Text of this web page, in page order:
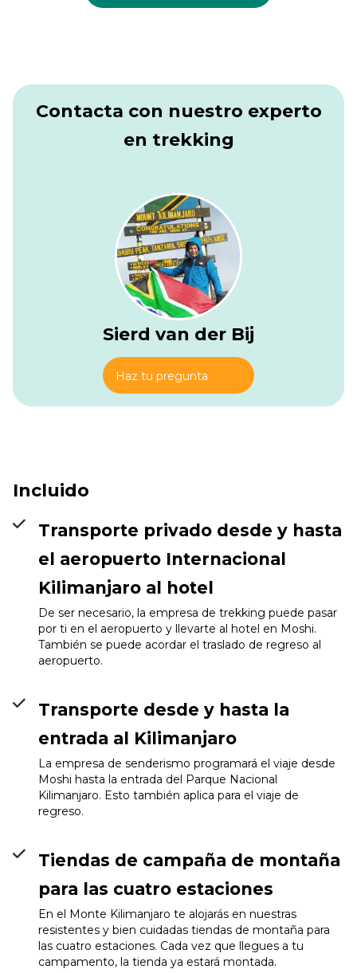
Barranco Camp
Contacta con nuestro experto
en trekking
Sierd van der Bij
Haz tu pregunta
Incluido
Transporte privado desde y hasta
el aeropuerto Internacional
Kilimanjaro al hotel
De ser necesario, la empresa de trekking puede pasar
por ti en el aeropuerto y llevarte al hotel en Moshi.
También se puede acordar el traslado de regreso al
aeropuerto.
Transporte desde y hasta la
entrada al Kilimanjaro
La empresa de senderismo programará el viaje desde
Moshi hasta la entrada del Parque Nacional
Kilimanjaro. Esto también aplica para el viaje de
regreso.
Tiendas de campaña de montaña
para las cuatro estaciones
En el Monte Kilimanjaro te alojarás en nuestras
resistentes y bien cuidadas tiendas de montaña para
las cuatro estaciones. Cada vez que llegues a tu
campamento, la tienda ya estará montada.